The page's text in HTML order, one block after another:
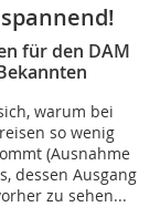
für den DAM
warum bei
so wenig
(Ausnahme
dessen Ausgang
zu sehen...